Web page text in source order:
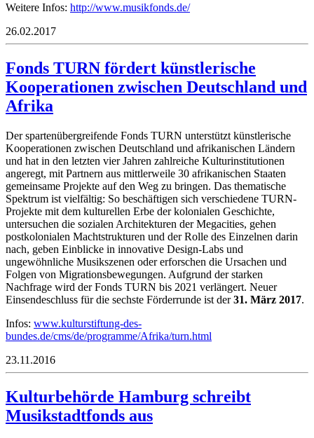
Weitere Infos: http://www.musikfonds.de/
26.02.2017
Fonds TURN fördert künstlerische
Kooperationen zwischen Deutschland und
Afrika
Der spartenübergreifende Fonds TURN unterstützt künstlerische
Kooperationen zwischen Deutschland und afrikanischen Ländern
und hat in den letzten vier Jahren zahlreiche Kulturinstitutionen
angeregt, mit Partnern aus mittlerweile 30 afrikanischen Staaten
gemeinsame Projekte auf den Weg zu bringen. Das thematische
Spektrum ist vielfältig: So beschäftigen sich verschiedene TURN-
Projekte mit dem kulturellen Erbe der kolonialen Geschichte,
untersuchen die sozialen Architekturen der Megacities, gehen
postkolonialen Machtstrukturen und der Rolle des Einzelnen darin
nach, geben Einblicke in innovative Design-Labs und
ungewöhnliche Musikszenen oder erforschen die Ursachen und
Folgen von Migrationsbewegungen. Aufgrund der starken
Nachfrage wird der Fonds TURN bis 2021 verlängert. Neuer
Einsendeschluss für die sechste Förderrunde ist der31. März 2017.
Infos: www.kulturstiftung-des-
bundes.de/cms/de/programme/Afrika/turn.html
23.11.2016
Kulturbehörde Hamburg schreibt
Musikstadtfonds aus